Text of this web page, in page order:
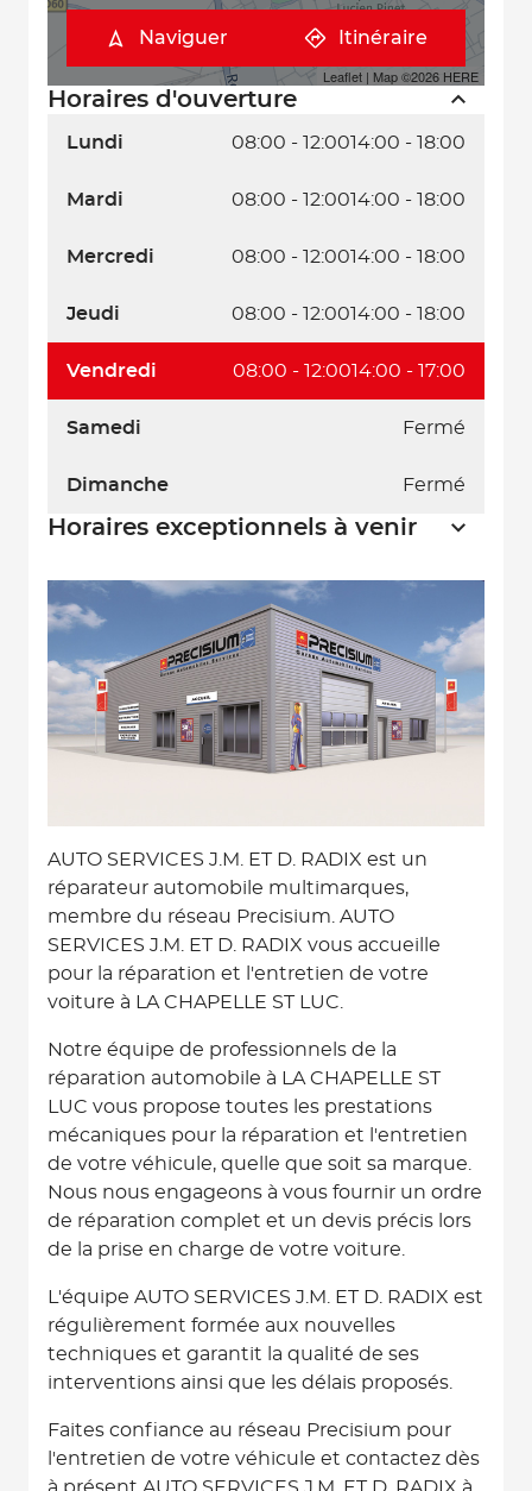
Horaires d'ouverture
Lundi 08:00 - 12:0014:00 - 18:00
Mardi 08:00 - 12:0014:00 - 18:00
Mercredi 08:00 - 12:0014:00 - 18:00
Jeudi 08:00 - 12:0014:00 - 18:00
Vendredi 08:00 - 12:0014:00 - 17:00
Samedi Fermé
Dimanche Fermé
Horaires exceptionnels à venir
Leaflet | Map ©2026 HERE
Naviguer Itinéraire
AUTO SERVICES J.M. ET D. RADIX est un
réparateur automobile multimarques,
membre du réseau Precisium. AUTO
SERVICES J.M. ET D. RADIX vous accueille
pour la réparation et l'entretien de votre
voiture à LA CHAPELLE ST LUC.
Notre équipe de professionnels de la
réparation automobile à LA CHAPELLE ST
LUC vous propose toutes les prestations
mécaniques pour la réparation et l'entretien
de votre véhicule, quelle que soit sa marque.
Nous nous engageons à vous fournir un ordre
de réparation complet et un devis précis lors
de la prise en charge de votre voiture.
L'équipe AUTO SERVICES J.M. ET D. RADIX est
régulièrement formée aux nouvelles
techniques et garantit la qualité de ses
interventions ainsi que les délais proposés.
Faites confiance au réseau Precisium pour
l'entretien de votre véhicule et contactez dès